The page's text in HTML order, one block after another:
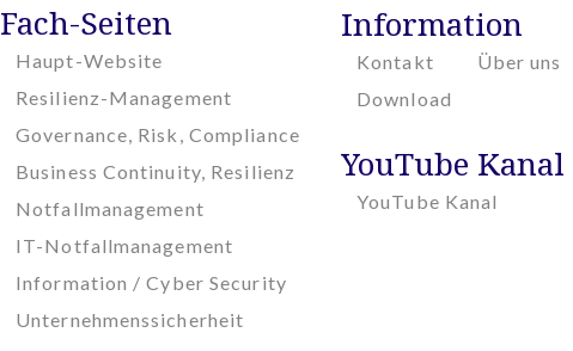
Fach-Seiten
Haupt-Website
Resilienz-Management
Governance, Risk, Compliance
Business Continuity, Resilienz
Notfallmanagement
IT-Notfallmanagement
Information / Cyber Security
Unternehmenssicherheit
Information
Kontakt
Über uns
Download
YouTube Kanal
YouTube Kanal